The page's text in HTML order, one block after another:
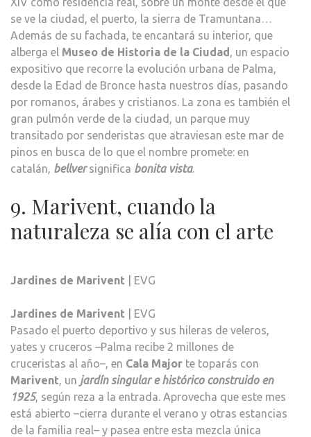
se ve la ciudad, el puerto, la sierra de Tramuntana…
Además de su fachada, te encantará su interior, que
alberga el Museo de Historia de la Ciudad, un espacio
expositivo que recorre la evolución urbana de Palma,
desde la Edad de Bronce hasta nuestros días, pasando
por romanos, árabes y cristianos. La zona es también el
gran pulmón verde de la ciudad, un parque muy
transitado por senderistas que atraviesan este mar de
pinos en busca de lo que el nombre promete: en
catalán, bellversignifica bonita vista.
9. Marivent, cuando la
naturaleza se alía con el arte
Jardines de Marivent | EVG
Jardines de Marivent | EVG
Pasado el puerto deportivo y sus hileras de veleros,
yates y cruceros –Palma recibe 2 millones de
cruceristas al año–, en Cala Major te toparás con
Marivent, un jardín singular e histórico construido en
1925, según reza a la entrada. Aprovecha que este mes
está abierto –cierra durante el verano y otras estancias
de la familia real– y pasea entre esta mezcla única